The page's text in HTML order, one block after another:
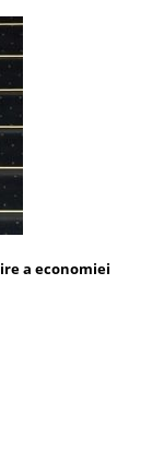
a economiei